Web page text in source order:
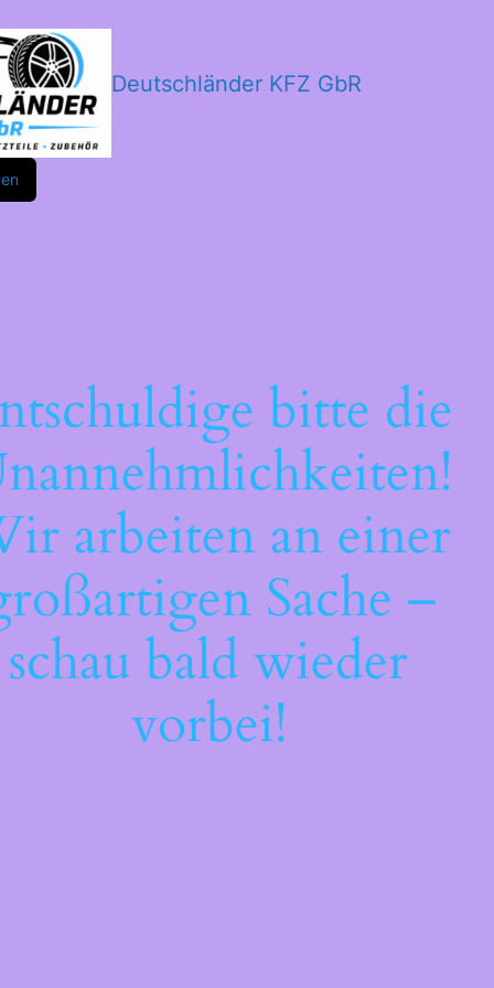
Deutschländer KFZ GbR
bitte die
arbeiten an einer
Sache –
schau bald wieder
vorbei!